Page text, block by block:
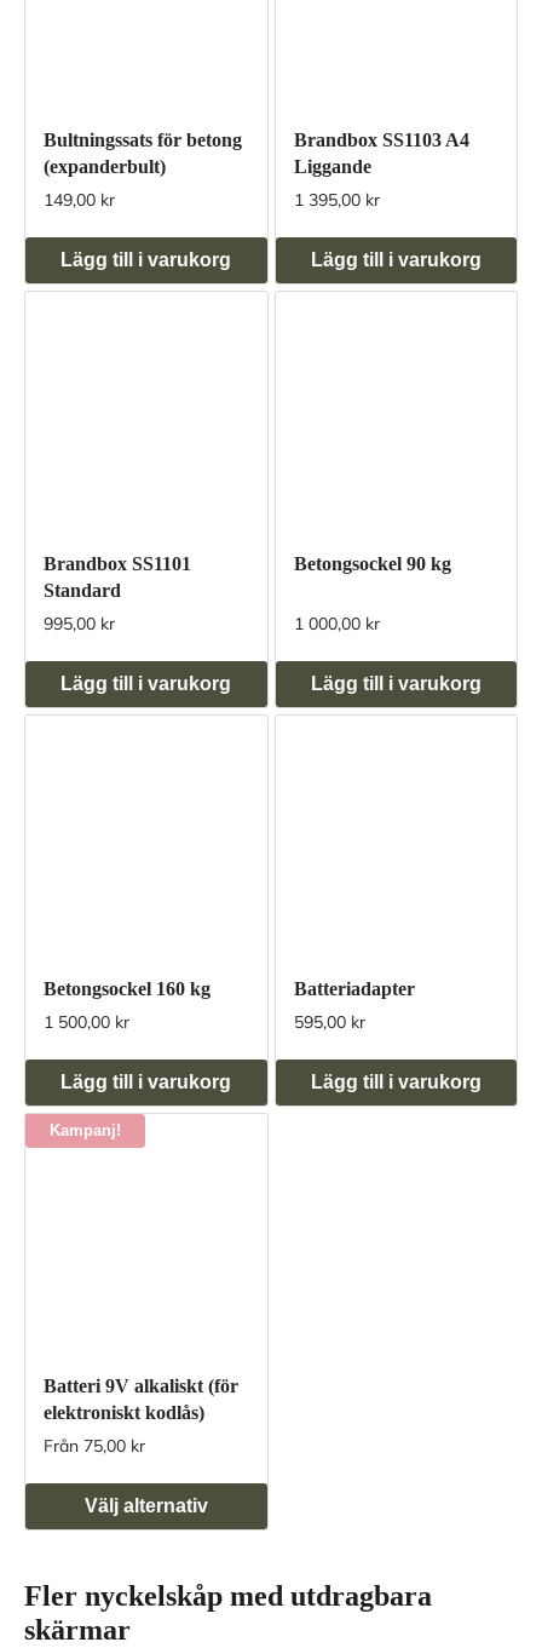
Bultningssats för betong
(expanderbult)
149,00 kr
Lägg till i varukorg
Brandbox SS1103 A4
Liggande
1 395,00 kr
Lägg till i varukorg
Brandbox SS1101
Standard
995,00 kr
Lägg till i varukorg
Betongsockel 90 kg
1 000,00 kr
Lägg till i varukorg
Betongsockel 160 kg
1 500,00 kr
Lägg till i varukorg
Batteriadapter
595,00 kr
Lägg till i varukorg
Kampanj!
Batteri 9V alkaliskt (för
elektroniskt kodlås)
Från 75,00 kr
Välj alternativ
Fler nyckelskåp med utdragbara
skärmar